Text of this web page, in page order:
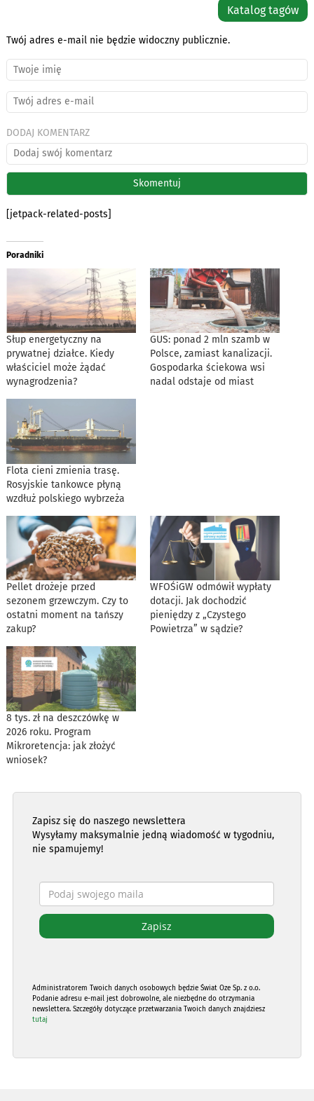
Katalog tagów
Twój adres e-mail nie będzie widoczny publicznie.
DODAJ KOMENTARZ
[jetpack-related-posts]
Poradniki
Słup energetyczny na
prywatnej działce. Kiedy
właściciel może żądać
wynagrodzenia?
GUS: ponad 2 mln szamb w
Polsce, zamiast kanalizacji.
Gospodarka ściekowa wsi
nadal odstaje od miast
Flota cieni zmienia trasę.
Rosyjskie tankowce płyną
wzdłuż polskiego wybrzeża
Pellet drożeje przed
sezonem grzewczym. Czy to
ostatni moment na tańszy
zakup?
WFOŚiGW odmówił wypłaty
dotacji. Jak dochodzić
pieniędzy z „Czystego
Powietrza” w sądzie?
8 tys. zł na deszczówkę w
2026 roku. Program
Mikroretencja: jak złożyć
wniosek?
Zapisz się do naszego newslettera
Wysyłamy maksymalnie jedną wiadomość w tygodniu,
nie spamujemy!
Administratorem Twoich danych osobowych będzie Świat Oze Sp. z o.o.
Podanie adresu e-mail jest dobrowolne, ale niezbędne do otrzymania
newslettera. Szczegóły dotyczące przetwarzania Twoich danych znajdziesz
tutaj